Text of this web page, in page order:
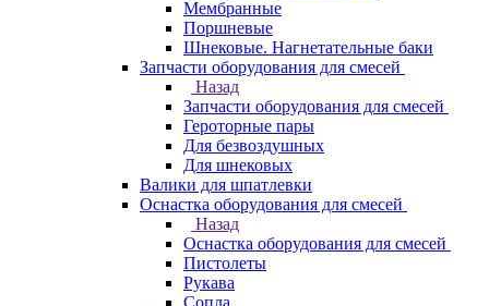
Мембранные
Поршневые
Шнековые. Нагнетательные баки
Запчасти оборудования для смесей
Назад
Запчасти оборудования для смесей
Героторные пары
Для безвоздушных
Для шнековых
Валики для шпатлевки
Оснастка оборудования для смесей
Назад
Оснастка оборудования для смесей
Пистолеты
Рукава
Сопла